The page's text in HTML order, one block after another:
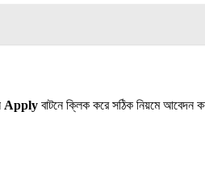
Apply বাটনে ক্লিক করে সঠিক নিয়মে আবেদন